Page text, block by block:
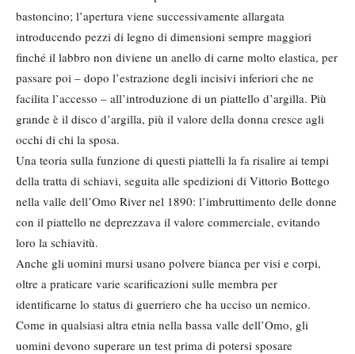
bastoncino; l’apertura viene successivamente allargata
introducendo pezzi di legno di dimensioni sempre maggiori
finché il labbro non diviene un anello di carne molto elastica, per
passare poi – dopo l’estrazione degli incisivi inferiori che ne
facilita l’accesso – all’introduzione di un piattello d’argilla. Più
grande è il disco d’argilla, più il valore della donna cresce agli
occhi di chi la sposa.
Una teoria sulla funzione di questi piattelli la fa risalire ai tempi
della tratta di schiavi, seguita alle spedizioni di Vittorio Bottego
nella valle dell’Omo River nel 1890: l’imbruttimento delle donne
con il piattello ne deprezzava il valore commerciale, evitando
loro la schiavitù.
Anche gli uomini mursi usano polvere bianca per visi e corpi,
oltre a praticare varie scarificazioni sulle membra per
identificarne lo status di guerriero che ha ucciso un nemico.
Come in qualsiasi altra etnia nella bassa valle dell’Omo, gli
uomini devono superare un test prima di potersi sposare